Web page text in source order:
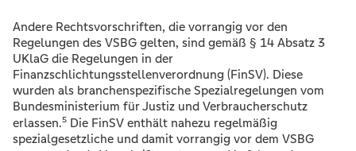
Andere Rechtsvorschriften, die vorrangig vor den
Regelungen des VSBG gelten, sind gemäß § 14 Absatz 3
UKlaG die Regelungen in der
Finanzschlichtungsstellenverordnung (FinSV). Diese
wurden als branchenspezifische Spezialregelungen vom
Bundesministerium für Justiz und Verbraucherschutz
erlassen.5 Die FinSV enthält nahezu regelmäßig
spezialgesetzliche und damit vorrangig vor dem VSBG